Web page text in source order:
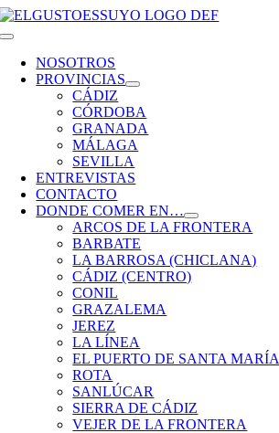
Saltar
al
Toggle
NavigationNOSOTROS
PROVINCIAS
CÁDIZ
CÓRDOBA
GRANADA
MÁLAGA
SEVILLA
ENTREVISTAS
CONTACTO
DONDE COMER EN…
ARCOS DE LA FRONTERA
BARBATE
LA BARROSA (CHICLANA)
CÁDIZ (CENTRO)
CONIL
GRAZALEMA
JEREZ
LA LÍNEA
EL PUERTO DE SANTA MARÍA
ROTA
SANLÚCAR
SIERRA DE CÁDIZ
VEJER DE LA FRONTERA